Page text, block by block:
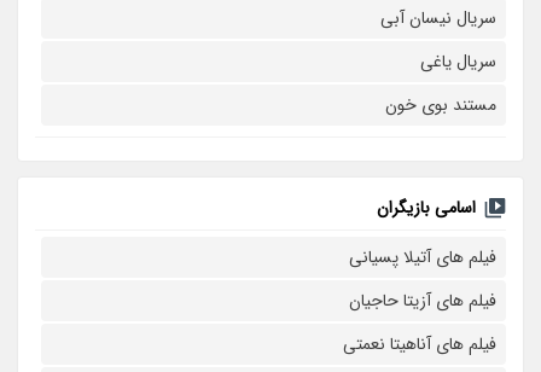
سریال نیسان آبی
سریال یاغی
مستند بوی خون
اسامی بازیگران
فیلم های آتیلا پسیانی
فیلم های آزیتا حاجیان
فیلم های آناهیتا نعمتی